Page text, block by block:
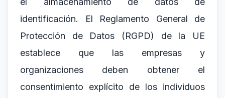
identificación. El Reglamento General de
Protección de Datos (RGPD) de la UE
establece que las empresas y
organizaciones deben obtener el
consentimiento explícito de los individuos